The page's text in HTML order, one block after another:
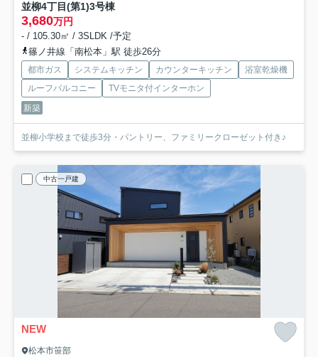
並柳4丁目(第1)3号棟
3,680万円
- / 105.30㎡ / 3SLDK /予定
篠ノ井線「南松本」駅 徒歩26分
都市ガス システムキッチン カウンターキッチン
浴室乾燥機
ルーフバルコニー
TVモニタ付インターホン
新築
並柳小学校まで徒歩3分・パントリー、ファミリークローゼット付き♪
中古一戸建
NEW
松本市笹部